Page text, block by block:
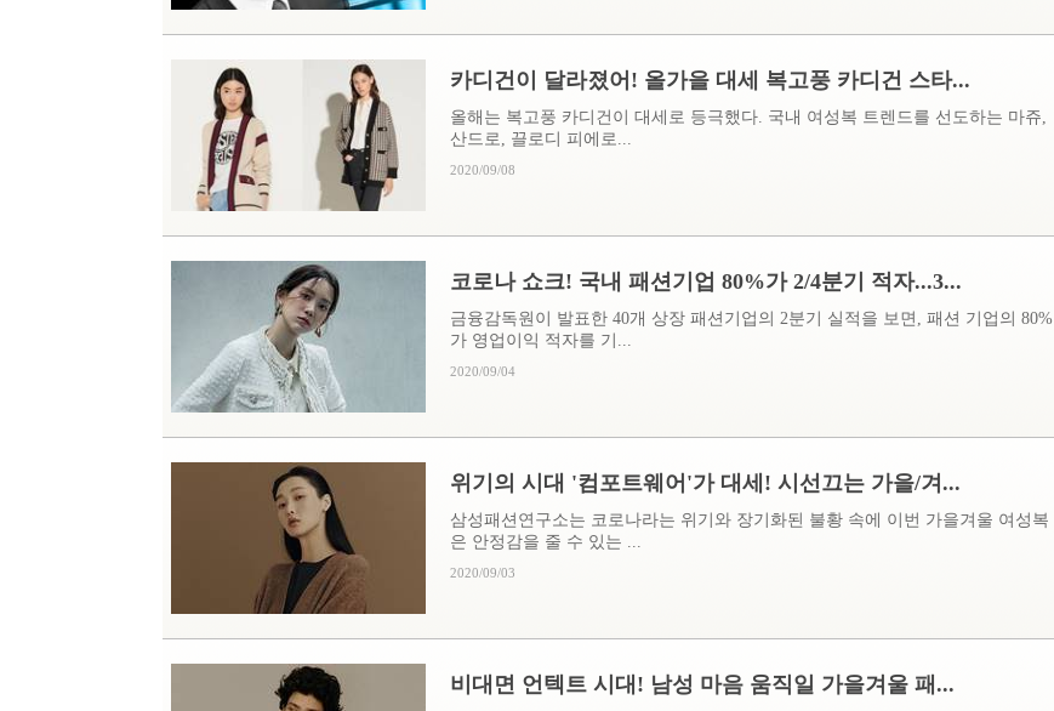
카디건이 달라졌어! 올가을 대세 복고풍 카디건 스타...
올해는 복고풍 카디건이 대세로 등극했다. 국내 여성복 트렌드를 선도하는 마쥬,
산드로, 끌로디 피에로...
2020/09/08
코로나 쇼크! 국내 패션기업 80%가 2/4분기 적자...3...
금융감독원이 발표한 40개 상장 패션기업의 2분기 실적을 보면, 패션 기업의 80%
가 영업이익 적자를 기...
2020/09/04
위기의 시대 '컴포트웨어'가 대세! 시선끄는 가을/겨...
삼성패션연구소는 코로나라는 위기와 장기화된 불황 속에 이번 가을겨울 여성복
은 안정감을 줄 수 있는 ...
2020/09/03
비대면 언텍트 시대! 남성 마음 움직일 가을겨울 패...